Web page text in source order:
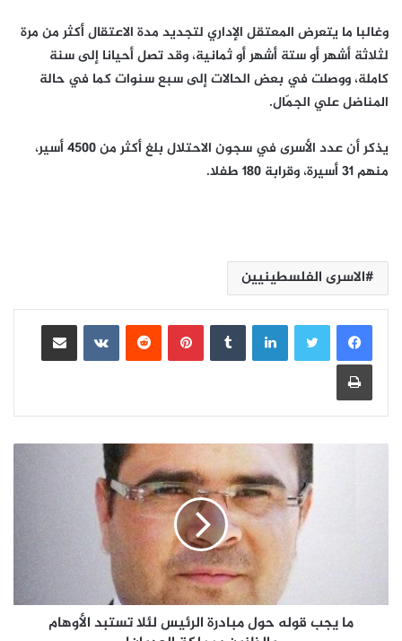
وغالبا ما يتعرض المعتقل الإداري لتجديد مدة الاعتقال أكثر من مرة
لثلاثة أشهر أو ستة أشهر أو ثمانية، وقد تصل أحيانا إلى سنة
كاملة، ووصلت في بعض الحالات إلى سبع سنوات كما في حالة
المناضل علي الجمّال.
يذكر أن عدد الأسرى في سجون الاحتلال بلغ أكثر من 4500 أسير،
منهم 31 أسيرة، وقرابة 180 طفلا.
الاسرى الفلسطينيين
لينكدإن بينتيريست
مشاركة عبر البريد
طباعة
ما يجب قوله حول مبادرة الرئيس لئلا تستبد الأوهام